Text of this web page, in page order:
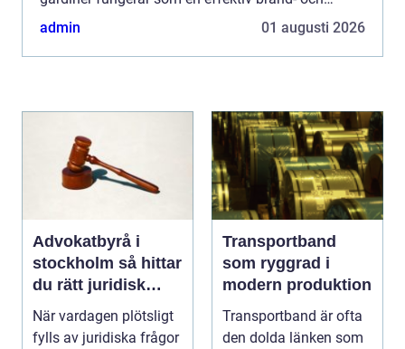
rökstopp...
admin 01 augusti 2026
Advokatbyrå i
stockholm så hittar
du rätt juridisk
hjälp
När vardagen plötsligt
fylls av juridiska frågor
Transportband
som ryggrad i
modern produktion
Transportband är ofta
den dolda länken som